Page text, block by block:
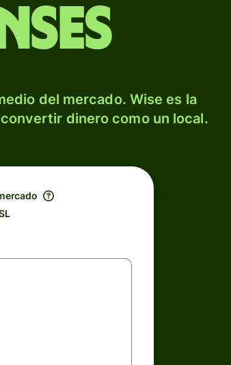
del mercado. Wise es la
dinero como un local.